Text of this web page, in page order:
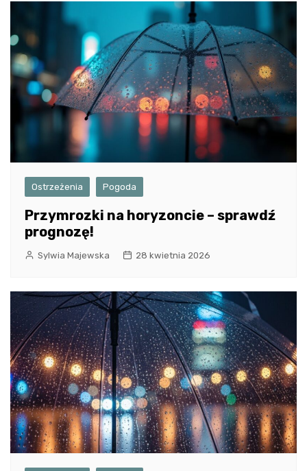
Ostrzeżenia Pogoda
Przymrozki na horyzoncie – sprawdź
prognozę!
Sylwia Majewska 28 kwietnia 2026